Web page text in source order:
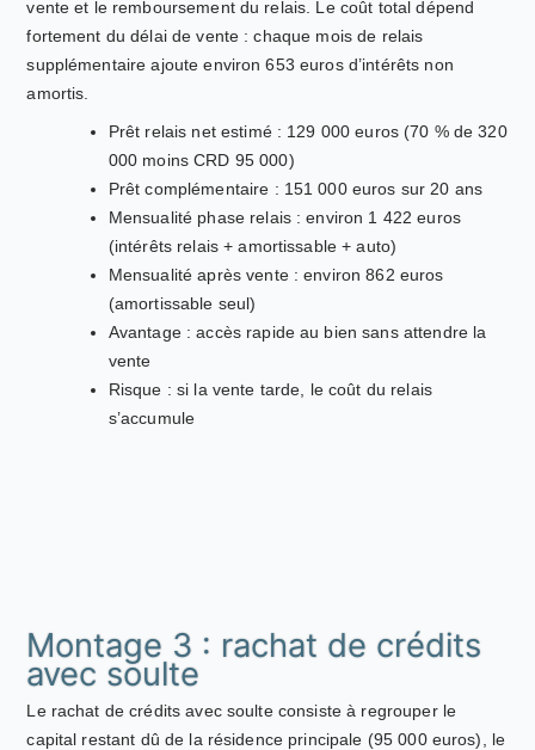
vente et le remboursement du relais. Le coût total dépend
fortement du délai de vente : chaque mois de relais
supplémentaire ajoute environ 653 euros d’intérêts non
amortis.
Prêt relais net estimé : 129 000 euros (70 % de 320
000 moins CRD 95 000)
Prêt complémentaire : 151 000 euros sur 20 ans
Mensualité phase relais : environ 1 422 euros
(intérêts relais + amortissable + auto)
Mensualité après vente : environ 862 euros
(amortissable seul)
Avantage : accès rapide au bien sans attendre la
vente
Risque : si la vente tarde, le coût du relais
s’accumule
Montage 3 : rachat de crédits
avec soulte
Le rachat de crédits avec soulte consiste à regrouper le
capital restant dû de la résidence principale (95 000 euros), le